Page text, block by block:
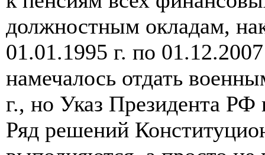
должностным окладам,
01.01.1995 г. по
намечалось отдать
г., но Указ Президента РФ
Ряд решений